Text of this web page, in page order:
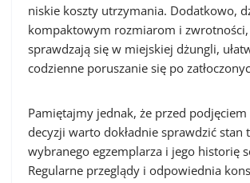
niskie koszty utrzymania. Dodatkowo,
kompaktowym rozmiarom i
sprawdzają się w miejskiej dżungli,
codzienne poruszanie się po
Pamiętajmy jednak, że przed podjęciem
decyzji warto dokładnie sprawdzić stan
wybranego egzemplarza i jego historię
Regularne przeglądy i odpowiednia